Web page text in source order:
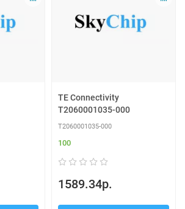
TE Connectivity
T2060001035-000
T2060001035-000
100
1589.34р.